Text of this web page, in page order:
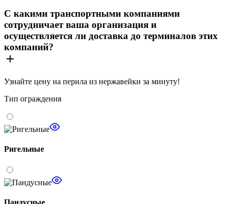
С какими транспортными компаниями
сотрудничает ваша организация и
осуществляется ли доставка до терминалов этих
компаний?
Узнайте цену на перила из нержавейки за минуту!
Тип ограждения
Ригельные
Пандусные